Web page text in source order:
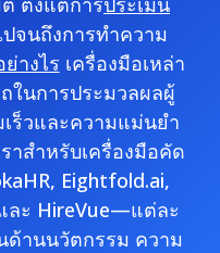
ปจนถึงการทำความ
างไร เครื่องมือเหล่า
ในการประมวลผลผู้
ร็วและความแม่นยำ
าสำหรับเครื่องมือคัด
Eightfold.ai,
ละ HireVue—แต่ละ
ด้านนวัตกรรม ความ